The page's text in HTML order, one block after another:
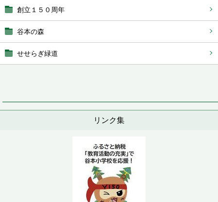
創立１５０周年
谷本の森
せせらぎ緑道
リンク集